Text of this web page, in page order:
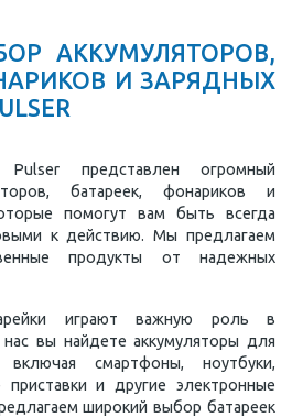
АККУМУЛЯТОРОВ,
И ЗАРЯДНЫХ
Pulser представлен огромный
батареек, фонариков и
помогут вам быть всегда
к действию. Мы предлагаем
продукты от надежных
играют важную роль в
вы найдете аккумуляторы для
включая смартфоны, ноутбуки,
и другие электронные
широкий выбор батареек